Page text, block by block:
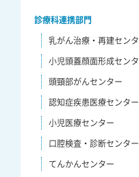
診療科連携部門
乳がん治療・再建セン
小児頭蓋顔面形成セン
頭頸部がんセンター
認知症疾患医療センター
小児医療センター
口腔検査・診断センター
てんかんセンター